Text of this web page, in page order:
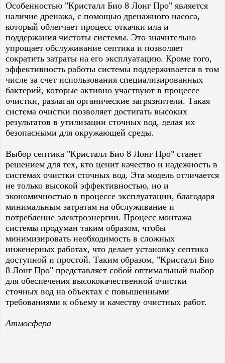
Особенностью "Кристалл Био 8 Лонг Про" является
наличие дренажа, с помощью дренажного насоса,
который облегчает процесс откачки ила и
поддержания чистоты системы. Это значительно
упрощает обслуживание септика и позволяет
сократить затраты на его эксплуатацию. Кроме того,
эффективность работы системы поддерживается в том
числе за счет использования специализированных
бактерий, которые активно участвуют в процессе
очистки, разлагая органические загрязнители. Такая
система очистки позволяет достигать высоких
результатов в утилизации сточных вод, делая их
безопасными для окружающей среды.
Выбор септика "Кристалл Био 8 Лонг Про" станет
решением для тех, кто ценит качество и надежность в
системах очистки сточных вод. Эта модель отличается
не только высокой эффективностью, но и
экономичностью в процессе эксплуатации, благодаря
минимальным затратам на обслуживание и
потребление электроэнергии. Процесс монтажа
системы продуман таким образом, чтобы
минимизировать необходимость в сложных
инженерных работах, что делает установку септика
доступной и простой. Таким образом, "Кристалл Био
8 Лонг Про" представляет собой оптимальный выбор
для обеспечения высококачественной очистки
сточных вод на объектах с повышенными
требованиями к объему и качеству очистных работ.
Атмосфера